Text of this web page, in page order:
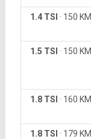
1.4 TSI · 150 KM
1.5 TSI · 150 KM
1.8 TSI · 160 KM
1.8 TSI · 179 KM